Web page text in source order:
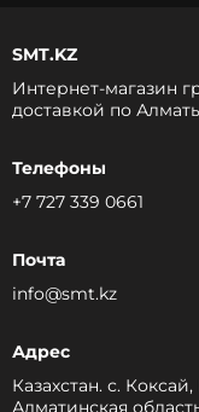
SMT.KZ
Интернет-магазин
доставкой по
Телефоны
+7 727 339 0661
Почта
info@smt.kz
Адрес
Казахстан. с.
Алматинская